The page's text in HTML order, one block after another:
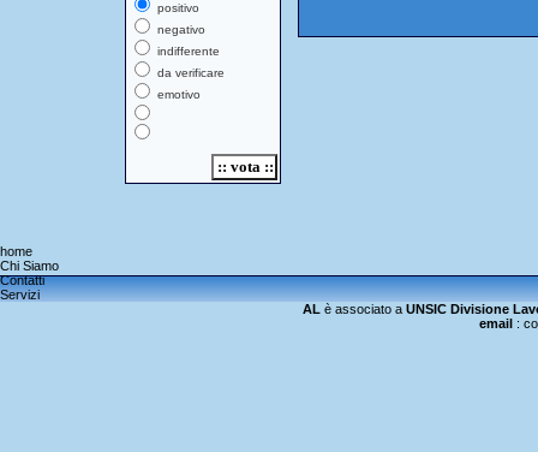
positivo
negativo
indifferente
da verificare
emotivo
home
Chi Siamo
Contatti
Servizi
AL è associato a UNSIC Divisione
email: